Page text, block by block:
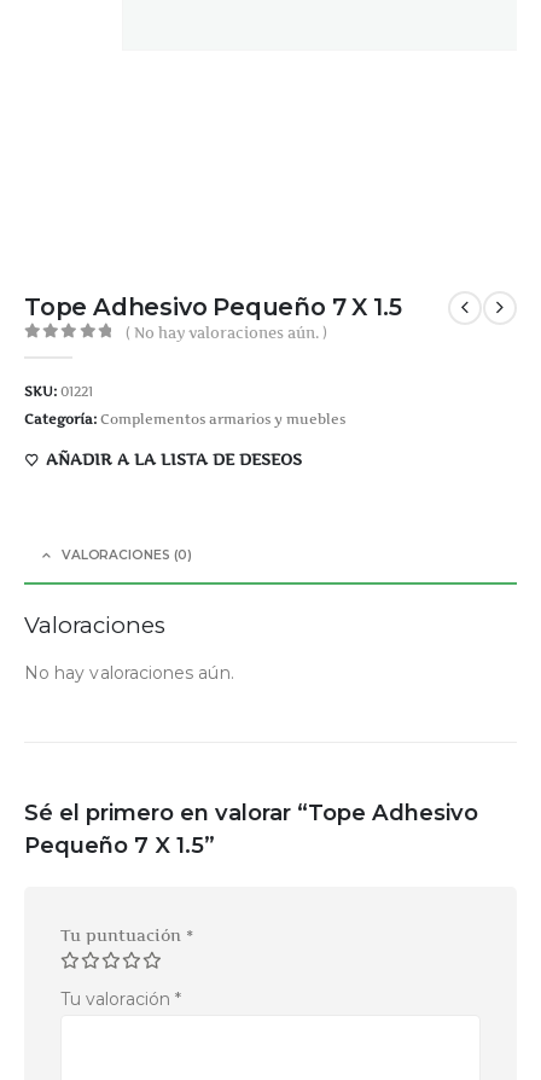
Tope Adhesivo Pequeño 7 X 1.5
( No hay valoraciones aún. )
SKU: 01221
Categoría: Complementos armarios y muebles
AÑADIR A LA LISTA DE DESEOS
VALORACIONES (0)
Valoraciones
No hay valoraciones aún.
Sé el primero en valorar “Tope Adhesivo
Pequeño 7 X 1.5”
Tu puntuación *
Tu valoración *